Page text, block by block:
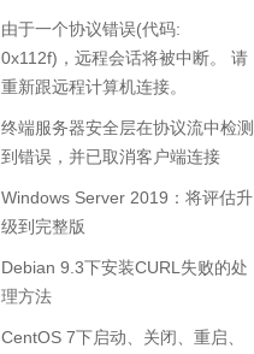
由于一个协议错误(代码:
0x112f)，远程会话将被中断。 请
重新跟远程计算机连接。
终端服务器安全层在协议流中检测
到错误，并已取消客户端连接
Windows Server 2019：将评估升
级到完整版
Debian 9.3下安装CURL失败的处
理方法
CentOS 7下启动、关闭、重启、